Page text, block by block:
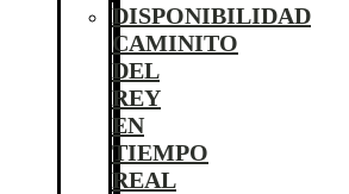
DISPONIBILIDAD
CAMINITO
DEL
REY
EN
TIEMPO
REAL